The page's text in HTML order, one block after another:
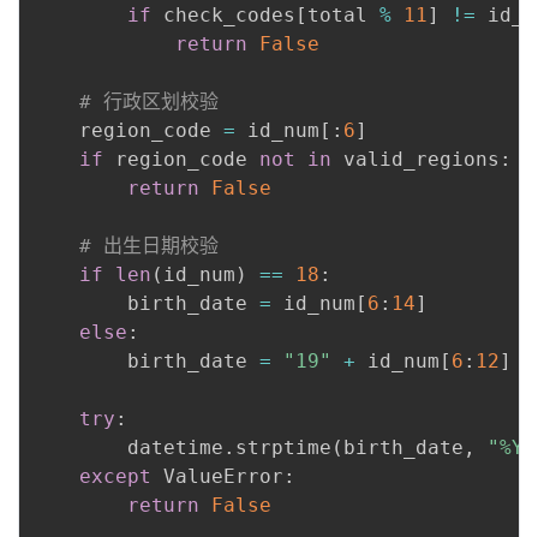
if check_codes [ total % 11] !=
return
False
# 行政区划校验
    region_code
= id_num [ : 6]
if region_code not in valid_regions :
return
False
# 出生日期校验
if
len ( id_num ) == 18 :
        birth_date
= id_num [ 6 : 14]
else :
        birth_date
= "19" + id_num [ 6 : 12]
try :
        datetime
. strptime ( birth_date ,
except
ValueError :
return
False